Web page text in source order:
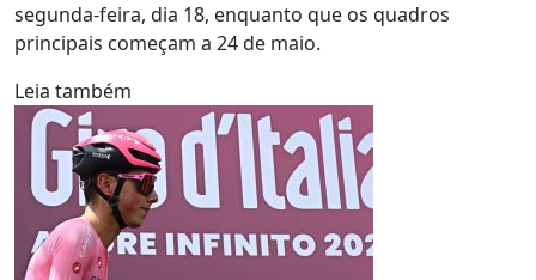
segunda-feira, dia 18, enquanto que os quadros
principais começam a 24 de maio.
Leia também